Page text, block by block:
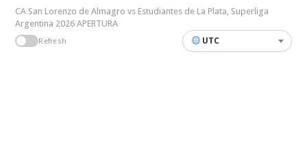
CA San Lorenzo de Almagro vs Estudiantes de La Plata, Superliga
Argentina 2026 APERTURA
Refresh UTC